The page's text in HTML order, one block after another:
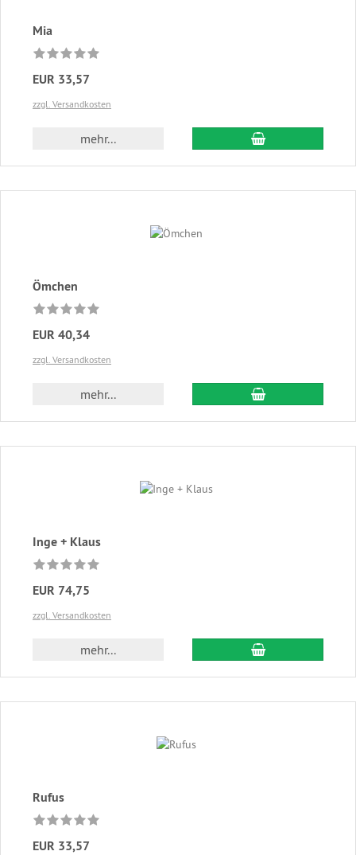
Mia
EUR 33,57
zzgl. Versandkosten
mehr... In den
Ömchen
EUR 40,34
zzgl. Versandkosten
mehr... In den
Inge + Klaus
EUR 74,75
zzgl. Versandkosten
mehr... In den
Rufus
EUR 33,57